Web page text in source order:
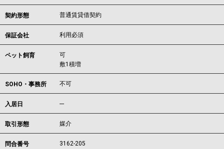
契約形態 普通賃貸借契約
保証会社 利用必須
ペット飼育
可
敷1積増
SOHO・事務所 不可
入居日 ---
取引形態 媒介
問合番号 3162-205